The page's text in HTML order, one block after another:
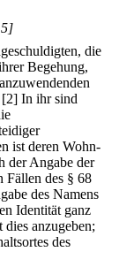
die
Begehung,
[2] In ihr sind
ist deren Wohn-
der Angabe der
Fällen des § 68
des Namens
Identität ganz
anzugeben;
des